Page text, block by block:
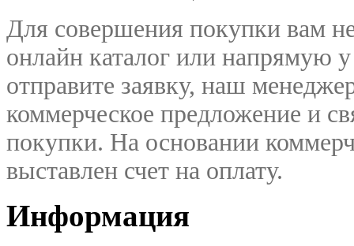
Для совершения покупки вам
онлайн каталог или напрямую
отправите заявку, наш
коммерческое предложение и
покупки. На основании
выставлен счет на оплату.
Информация